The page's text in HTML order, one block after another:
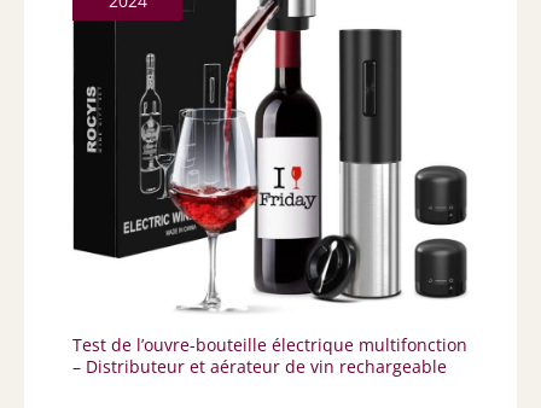
Test de l’ouvre-bouteille électrique multifonction
– Distributeur et aérateur de vin rechargeable